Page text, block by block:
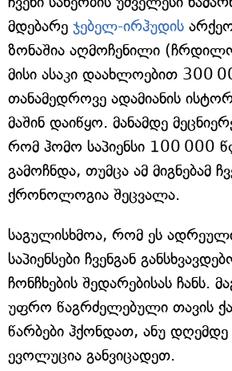
მდებარე ჯებელ-ირჰუდის
ზონაშია აღმოჩენილი
მისი ასაკი დაახლოებით 300
თანამედროვე ადამიანის
მაშინ დაიწყო. მანამდე
რომ ჰომო საპიენსი 100 000
გამოჩნდა, თუმცა ამ მიგნებამ
ქრონოლოგია შეცვალა.
საგულისხმოა, რომ ეს
საპიენსები ჩვენგან
ჩონჩხების შედარებისას ჩანს.
უფრო წაგრძელებული თავის
წარბები ჰქონდათ, ანუ დღემდე
ევოლუცია განვიცადეთ.